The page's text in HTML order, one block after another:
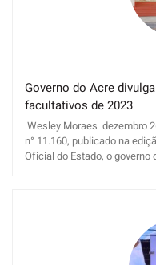
Governo do Acre
facultativos de 2023
Wesley Moraes dezembro
n° 11.160, publicado na
Oficial do Estado, o governo